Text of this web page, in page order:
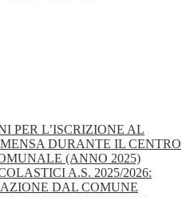
PER L’ISCRIZIONE AL
DURANTE IL CENTRO
(ANNO 2025)
A.S. 2025/2026:
DAL COMUNE